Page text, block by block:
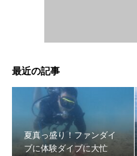
最近の記事
夏真っ盛り！ファンダイ
ブに体験ダイブに大忙